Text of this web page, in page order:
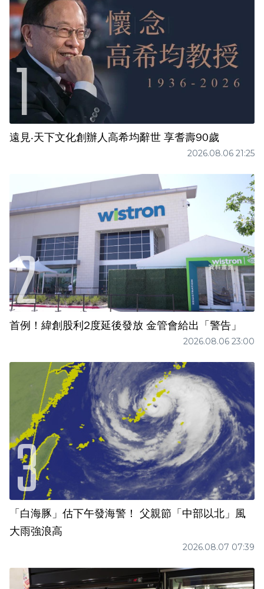
遠見‧天下文化創辦人高希均辭世 享耆壽90歲
2026.08.06 21:25
首例！緯創股利2度延後發放 金管會給出「警告」
2026.08.06 23:00
「白海豚」估下午發海警！ 父親節「中部以北」風
大雨強浪高
2026.08.07 07:39